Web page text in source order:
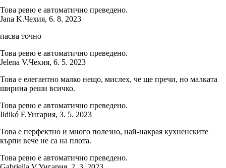
Това ревю е автоматично преведено.
Jana K.Чехия, 6. 8. 2023
пасва точно
Това ревю е автоматично преведено.
Jelena V.Чехия, 6. 5. 2023
Това е елегантно малко нещо, мислех, че ще пречи, но малката
ширина реши всичко.
Това ревю е автоматично преведено.
Ildikó F.Унгария, 3. 5. 2023
Това е перфектно и много полезно, най-накрая кухненските
кърпи вече не са на плота.
Това ревю е автоматично преведено.